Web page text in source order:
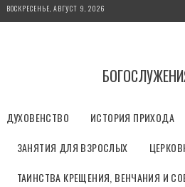
ВОСКРЕСЕНЬЕ, АВГУСТ 9, 2026
ДУХОВЕНСТВО ИСТОРИЯ ПРИХОДА
ЗАНЯТИЯ ДЛЯ ВЗРОСЛЫХ
ТАИНСТВА КРЕЩЕНИЯ, ВЕНЧАНИЯ И